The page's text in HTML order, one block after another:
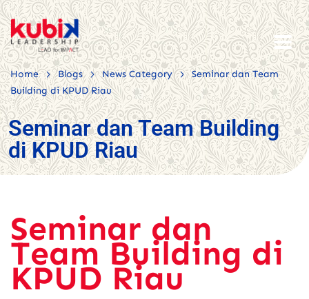
Home > Blogs > News Category >
Seminar dan Team
Building di KPUD Riau
Seminar dan Team Building
di KPUD Riau
Seminar dan
Team Building di
KPUD Riau